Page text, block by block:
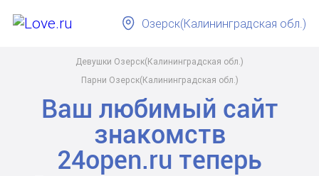
Девушки Озерск(Калининградская обл.)
Парни Озерск(Калининградская обл.)
Озерск(Калининградская обл.)
Ваш любимый сайт
знакомств
24open.ru теперь